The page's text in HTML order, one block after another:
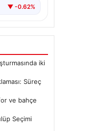
▼ -0.62%
iki
Süreç
ve bahçe
Seçimi